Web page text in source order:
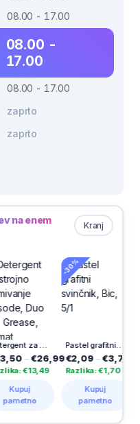
08.00 - 17.00
08.00 -
17.00
08.00 - 17.00
zaprto
zaprto
Kranj
na enem
Duo Gel Grease, Somat Excellence, 60/1
-30%
Pastel grafitni svinčnik, Bic, 5/1
€2,09 –€3,79
Razlika: €1,70
€1,39
Razlika: